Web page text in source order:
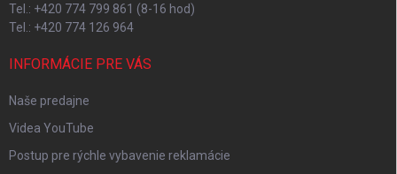
Tel.: +420 774 799 861 (8-16 hod)
Tel.: +420 774 126 964
INFORMÁCIE PRE VÁS
Naše predajne
Videa YouTube
Postup pre rýchle vybavenie reklamácie